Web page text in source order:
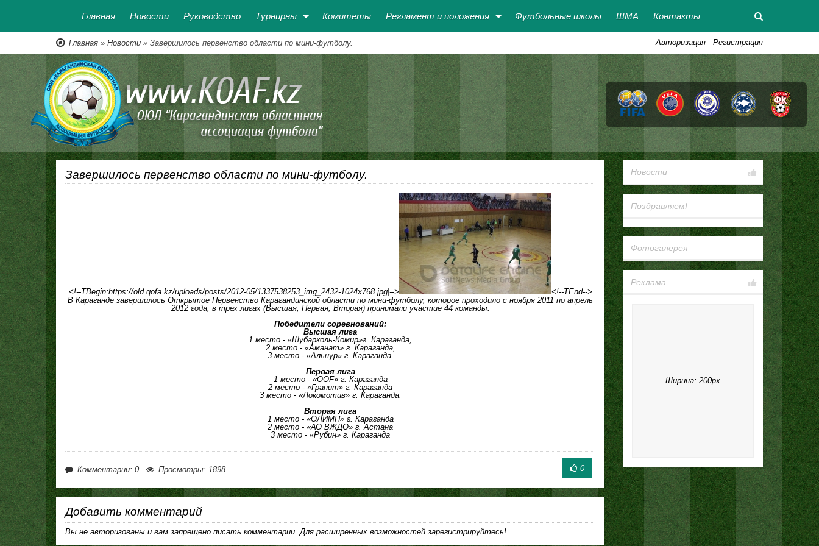
Главная Новости Руководство Турнирны Комитеты Регламент и положения Футбольные школы ШМА Контакты
Главная » Новости » Завершилось первенство области по мини-футболу. Авторизация Регистрация
Завершилось первенство области по мини-футболу.
<!--TBegin:https://old.qofa.kz/uploads/posts/2012-05/1337538253_img_2432-1024x768.jpg|-->
<!--TEnd-->
В Караганде завершилось Открытое Первенство Карагандинской области по мини-футболу, которое проходило с ноября 2011 по апрель
2012 года, в трех лигах (Высшая, Первая, Вторая) принимали участие 44 команды.
Победители соревнований:
Высшая лига
1 место - «Шубарколь-Комир»г. Караганда,
2 место - «Аманат» г. Караганда,
3 место - «Альнур» г. Караганда.
Первая лига
1 место - «ООF» г. Караганда
2 место - «Гранит» г. Караганда
3 место - «Локомотив» г. Караганда.
Вторая лига
1 место - «ОЛИМП» г. Караганда
2 место - «АО ВЖДО» г. Астана
3 место - «Рубин» г. Караганда
Комментарии: 0 Просмотры: 1898 0
Добавить комментарий
Вы не авторизованы и вам запрещено писать комментарии. Для расширенных возможностей зарегистрируйтесь!
Новости
Поздравляем!
...
Фотогалерея
Реклама
Ширина: 200px